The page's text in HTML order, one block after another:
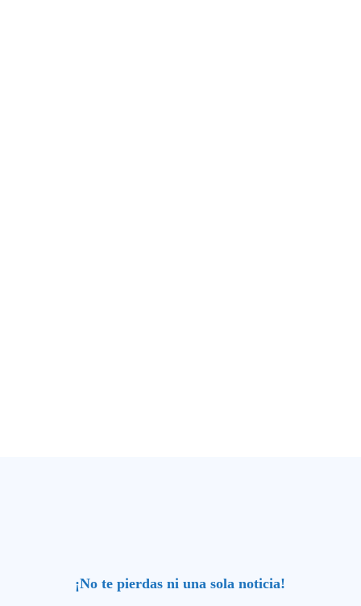
¡No te pierdas ni una sola noticia!